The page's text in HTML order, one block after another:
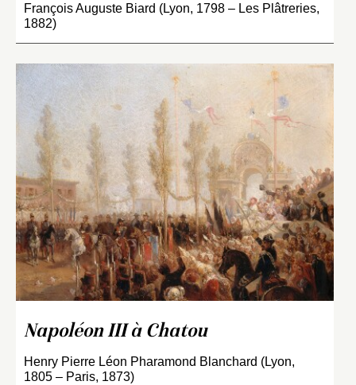
François Auguste Biard (Lyon, 1798 – Les Plâtreries,
1882)
Napoléon III à Chatou
Henry Pierre Léon Pharamond Blanchard (Lyon,
1805 – Paris, 1873)